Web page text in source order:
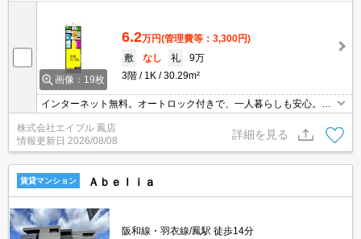
画像：19枚
6.2万円(管理費等：3,300円)
敷
なし 礼
9万
3階
1K 30.29m²
インターネット無料。オートロック付きで、一人暮らしも安心。追
い焚き・エアコン・浴室乾燥機付きで設備充実!。最上階角部屋で
す。見逃せませんね。サポートシステム加入要1,980円/月。町会費
月150円。
株式会社エイブル 鳳店
情報更新日 2026/08/08
詳細を見る
賃貸マンション Ａｂｅｌｉａ
阪和線・羽衣線/鳳駅 徒歩14分